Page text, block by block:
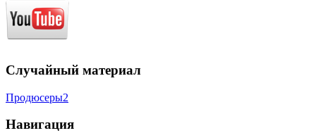
Случайный материал
Продюсеры2
Навигация